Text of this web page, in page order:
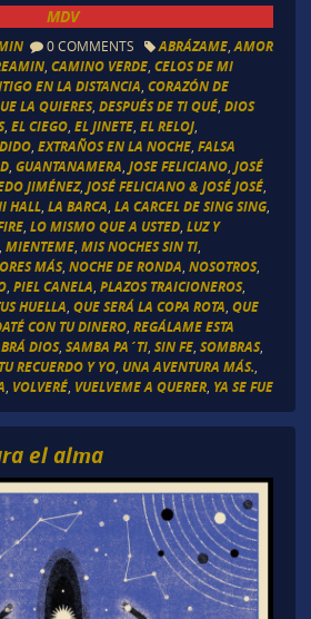
MDV
0 COMMENTS ABRÁZAME, AMOR
, CAMINO VERDE, CELOS DE MI
EN LA DISTANCIA CORAZÓN DE
LA QUIERES, DESPUÉS DE TI QUÉ, DIOS
, EL CIEGO, EL JINETE, EL RELOJ,
, EXTRAÑOS EN LA NOCHE, FALSA
, GUANTANAMERA JOSE FELICIANO, JOSÉ
JIMÉNEZ, JOSÉ FELICIANO & JOSÉ JOSÉ,
HALL, LA BARCA LA CARCEL DE SING SING,
, LO MISMO QUE A USTED, LUZ Y
MIENTEME, MIS NOCHES SIN TI,
MÁS, NOCHE DE RONDA NOSOTROS,
, PIEL CANELA PLAZOS TRAICIONEROS,
HUELLA QUE SERÁ LA COPA ROTA QUE
CON TU DINERO, REGÁLAME ESTA
DIOS, SAMBA PA´TI, SIN FE, SOMBRAS,
TU RECUERDO Y YO, UNA AVENTURA MÁS.
VOLVERÉ, VUELVEME A QUERER, YA SE FUE
el alma